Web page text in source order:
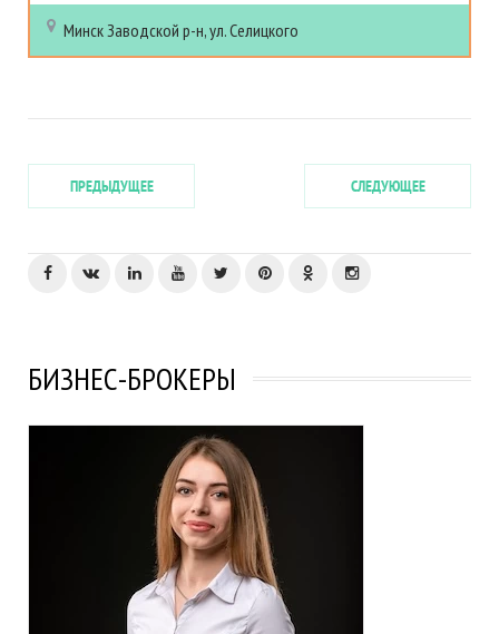
МинскЗаводской р-н, ул. Селицкого
ПРЕДЫДУЩЕЕ СЛЕДУЮЩЕЕ
БИЗНЕС-БРОКЕРЫ